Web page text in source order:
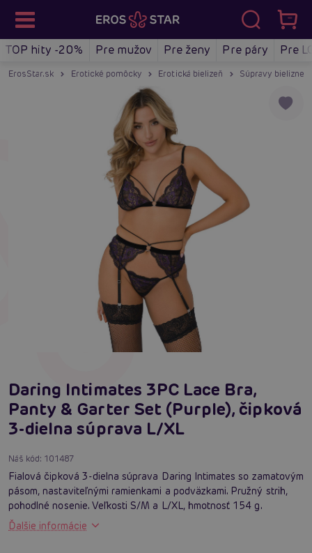
TOP hity -20% Pre mužov Pre ženy Pre páry Pre
ErosStar.sk Erotické pomôcky Erotická bielizeň Súpravy bielizne
Daring Intimates 3PC Lace Bra,
Panty & Garter Set (Purple), čipková
3-dielna súprava L/XL
Náš kód: 101487
Fialová čipková 3-dielna súprava Daring Intimates so zamatovým
pásom, nastaviteľnými ramienkami a podväzkami. Pružný strih,
pohodlné nosenie. Veľkosti S/M a L/XL, hmotnosť 154 g.
Ďalšie informácie